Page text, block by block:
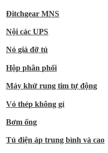
Đitchgear MNS
Nội các UPS
Nó giá đỡ tủ
Hộp phân phối
Máy khử rung tim tự động
Vỏ thép không gỉ
Bơm ống
Tủ điện áp trung bình và cao